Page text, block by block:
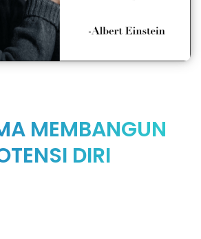
MEMBANGUN
DIRI